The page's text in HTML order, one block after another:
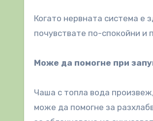
Когато нервната система е
почувствате по-спокойни и
Може да помогне при
Чаша с топла вода
може да помогне за